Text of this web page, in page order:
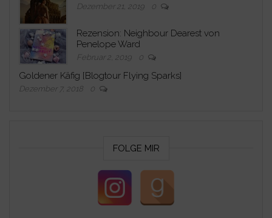
Dezember 21, 2019 0
Rezension: Neighbour Dearest von
Penelope Ward
Februar 2, 2019 0
Goldener Käfig [Blogtour Flying Sparks]
Dezember 7, 2018 0
FOLGE MIR